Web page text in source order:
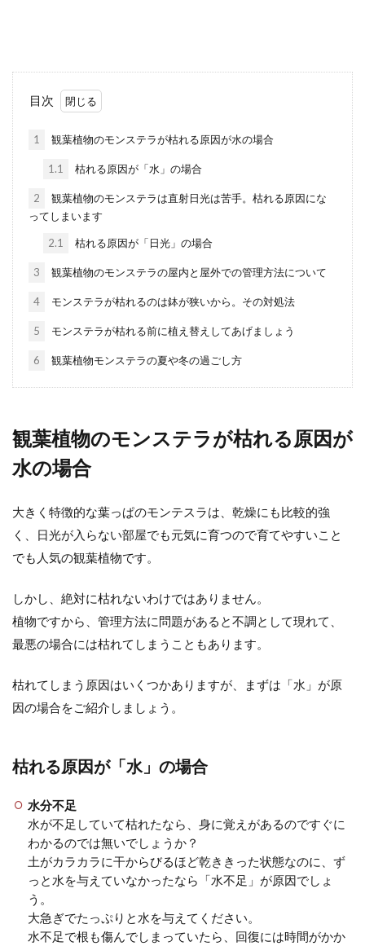
せたいと考えている人もいますよね。風水で
観葉植物を室内で飾る場合は鉢選び
観葉植物が室内にあると、おしゃれだったり
守中でも困らないアイテム
観葉植物を育てるのにまず必要なものは、水
ら大丈夫と思...
発生した時の対策と予防方法
の中をブンブン飛び回...
観葉植物ウンベラータの育て方。水
やりのポイントや剪定のコツ
っぱが人気のウンベラータ。自宅で育てる方
も多いですが、その姿...
目次
1 観葉植物のモンステラが枯れる原因が水の場合
1.1 枯れる原因が「水」の場合
2
観葉植物のモンステラは直射日光は苦手。枯れる原因にな
ってしまいます
2.1 枯れる原因が「日光」の場合
3 観葉植物のモンステラの屋内と屋外での管理方法について
4 モンステラが枯れるのは鉢が狭いから。その対処法
5 モンステラが枯れる前に植え替えしてあげましょう
6 観葉植物モンステラの夏や冬の過ごし方
観葉植物のモンステラが枯れる原因が
水の場合
大きく特徴的な葉っぱのモンテスラは、乾燥にも比較的強
く、日光が入らない部屋でも元気に育つので育てやすいこと
でも人気の観葉植物です。
しかし、絶対に枯れないわけではありません。
植物ですから、管理方法に問題があると不調として現れて、
最悪の場合には枯れてしまうこともあります。
枯れてしまう原因はいくつかありますが、まずは「水」が原
因の場合をご紹介しましょう。
枯れる原因が「水」の場合
水分不足
水が不足していて枯れたなら、身に覚えがあるのですぐに
わかるのでは無いでしょうか？
土がカラカラに干からびるほど乾ききった状態なのに、ず
っと水を与えていなかったなら「水不足」が原因でしょ
う。
大急ぎでたっぷりと水を与えてください。
水不足で根も傷んでしまっていたら、回復には時間がかか